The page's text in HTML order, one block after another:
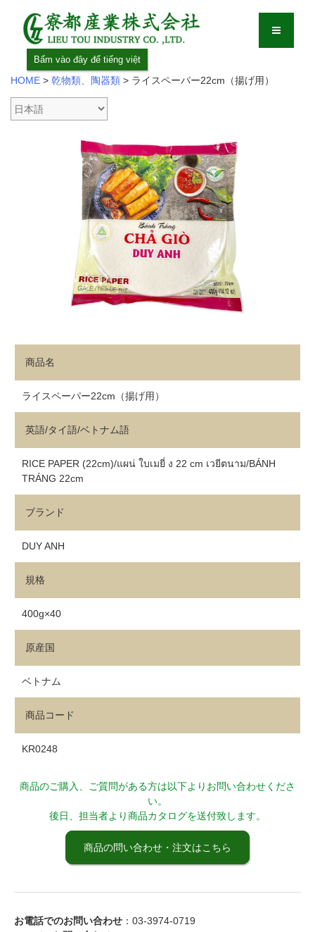
Bấm vào đây để tiếng việt
HOME > 乾物類、陶器類 > ライスペーパー22cm（揚げ用）
商品名
ライスペーパー22cm（揚げ用）
英語/タイ語/ベトナム語
RICE PAPER (22cm)/แผน่ ใบเมยี่ ง 22 cm เวยีตนาม/BÁNH
TRÁNG 22cm
ブランド
DUY ANH
規格
400g×40
原産国
ベトナム
商品コード
KR0248
商品のご購入、ご質問がある方は以下よりお問い合わせくださ
い。
後日、担当者より商品カタログを送付致します。
商品の問い合わせ・注文はこちら
お電話でのお問い合わせ ：03-3974-0719